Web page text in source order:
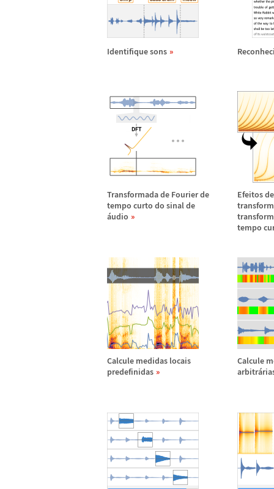
Identifique sons
Transformada de Fourier de
tempo curto do sinal de
áudio
Efeitos
tempo
Calcule medidas locais
predefinidas
Calcule
arbitrá